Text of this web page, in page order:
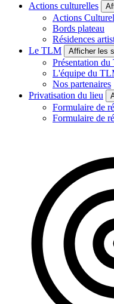
Actions culturelles
Actions
Bords plateau
Résidences
Le TLM
Afficher les
Présentation du
L'équipe du
Nos partenaires
Privatisation du lieu
Formulaire de
Formulaire de